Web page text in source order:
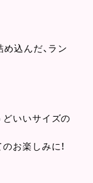
込んだ、ラン
いいサイズの
お楽しみに！